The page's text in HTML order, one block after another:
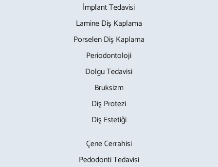
İmplant Tedavisi
Lamine Diş Kaplama
Porselen Diş Kaplama
Periodontoloji
Dolgu Tedavisi
Bruksizm
Diş Protezi
Diş Estetiği
Çene Cerrahisi
Pedodonti Tedavisi